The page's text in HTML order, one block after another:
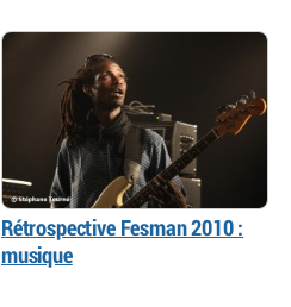
Rétrospective Fesman 2010 :
musique